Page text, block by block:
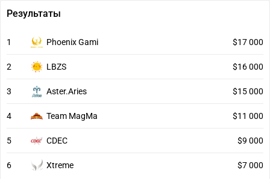
Результаты
1 Phoenix Gami $17 000
2 LBZS $16 000
3 Aster.Aries $15 000
4 Team MagMa $11 000
5 CDEC $9 000
6 Xtreme $7 000